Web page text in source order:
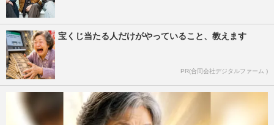
宝くじ当たる人だけがやっていること、教えます
PR(合同会社デジタルファーム )